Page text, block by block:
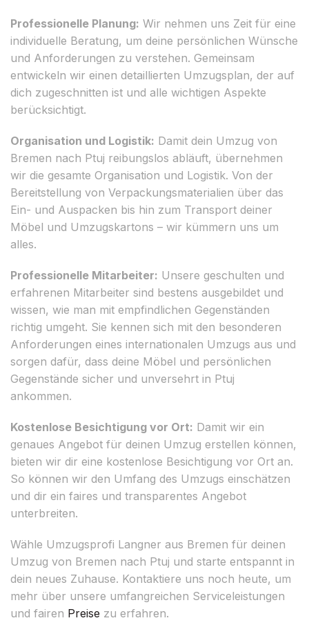
Professionelle Planung: Wir nehmen uns Zeit für eine
individuelle Beratung, um deine persönlichen Wünsche
und Anforderungen zu verstehen. Gemeinsam
entwickeln wir einen detaillierten Umzugsplan, der auf
dich zugeschnitten ist und alle wichtigen Aspekte
berücksichtigt.
Organisation und Logistik: Damit dein Umzug von
Bremen nach Ptuj reibungslos abläuft, übernehmen
wir die gesamte Organisation und Logistik. Von der
Bereitstellung von Verpackungsmaterialien über das
Ein- und Auspacken bis hin zum Transport deiner
Möbel und Umzugskartons – wir kümmern uns um
alles.
Professionelle Mitarbeiter: Unsere geschulten und
erfahrenen Mitarbeiter sind bestens ausgebildet und
wissen, wie man mit empfindlichen Gegenständen
richtig umgeht. Sie kennen sich mit den besonderen
Anforderungen eines internationalen Umzugs aus und
sorgen dafür, dass deine Möbel und persönlichen
Gegenstände sicher und unversehrt in Ptuj
ankommen.
Kostenlose Besichtigung vor Ort: Damit wir ein
genaues Angebot für deinen Umzug erstellen können,
bieten wir dir eine kostenlose Besichtigung vor Ort an.
So können wir den Umfang des Umzugs einschätzen
und dir ein faires und transparentes Angebot
unterbreiten.
Wähle Umzugsprofi Langner aus Bremen für deinen
Umzug von Bremen nach Ptuj und starte entspannt in
dein neues Zuhause. Kontaktiere uns noch heute, um
mehr über unsere umfangreichen Serviceleistungen
und fairen Preise zu erfahren.